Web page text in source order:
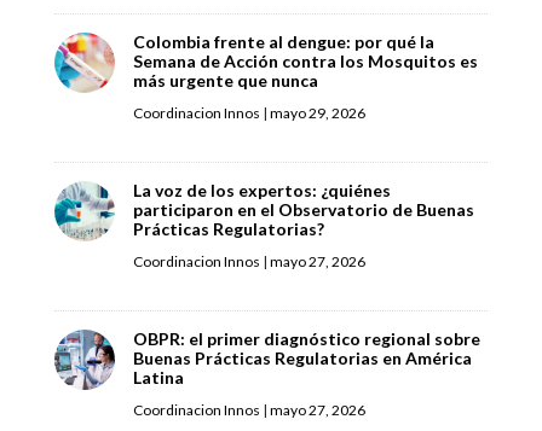
Colombia frente al dengue: por qué la
Semana de Acción contra los Mosquitos es
más urgente que nunca
Coordinacion Innos | mayo 29, 2026
La voz de los expertos: ¿quiénes
participaron en el Observatorio de Buenas
Prácticas Regulatorias?
Coordinacion Innos | mayo 27, 2026
OBPR: el primer diagnóstico regional sobre
Buenas Prácticas Regulatorias en América
Latina
Coordinacion Innos | mayo 27, 2026